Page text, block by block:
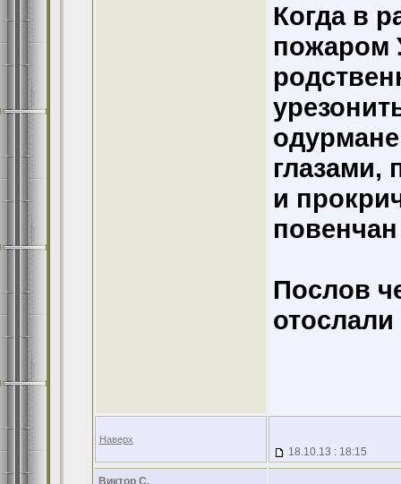
Когда в
пожаром
глазами,
и
Послов
Наверх
18.10.13 : 18:15
Виктор С.